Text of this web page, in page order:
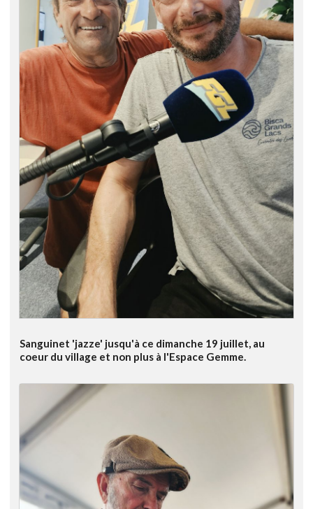
Sanguinet 'jazze' jusqu'à ce dimanche 19 juillet, au
coeur du village et non plus à l'Espace Gemme.